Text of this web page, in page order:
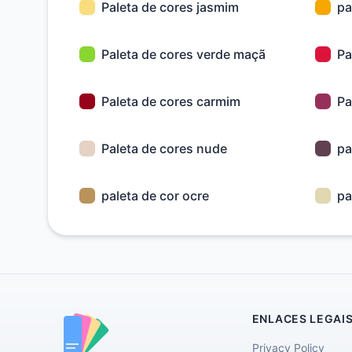
Paleta de cores jasmim
Paleta de cores verde maçã
Paleta de cores carmim
Paleta de cores nude
paleta de cor ocre
ENLACES
Privacy Policy